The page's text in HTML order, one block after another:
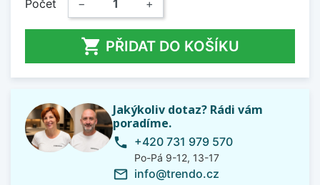
Počet − +
 PŘIDAT DO KOŠÍKU
Jakýkoliv dotaz? Rádi vám
poradíme.
phone +420 731 979 570
Po-Pá 9-12, 13-17
mail_outline info@trendo.cz